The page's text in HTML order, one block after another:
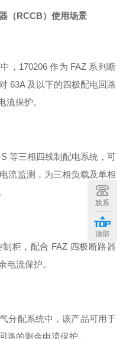
（RCCB） 使用场景
，170206 作为 FAZ 系列断
63A 及以下的四极配电回路
流保护。
等三相四线制配电系统，可
流监测，为三相负载及单相
柜，配合 FAZ 四极断路器
电流保护。
分配系统中，该产品可用于
路的剩余电流保护。
联系
顶部